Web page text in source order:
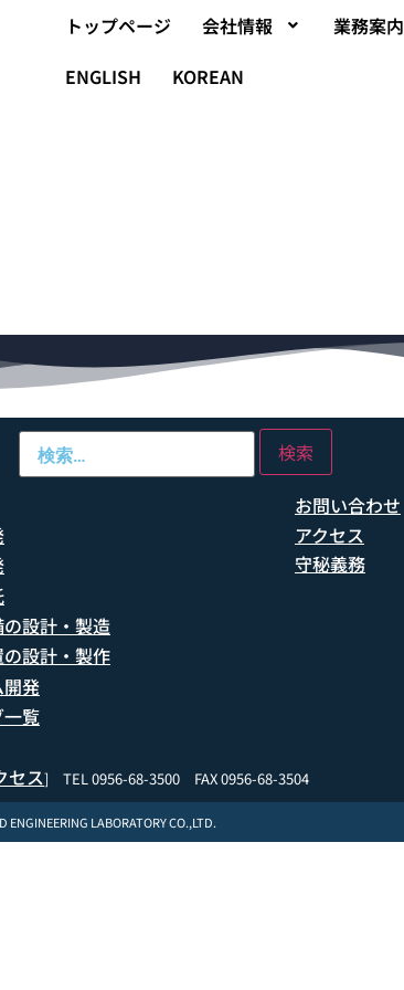
トップページ 会社情報 業務案内
ENGLISH
KOREAN
設計・製造
設計・製作
発
覧
お問い合わせ
アクセス
守秘義務
セス] TEL 0956-68-3500 FAX 0956-68-3504
LABORATORY CO.,LTD.